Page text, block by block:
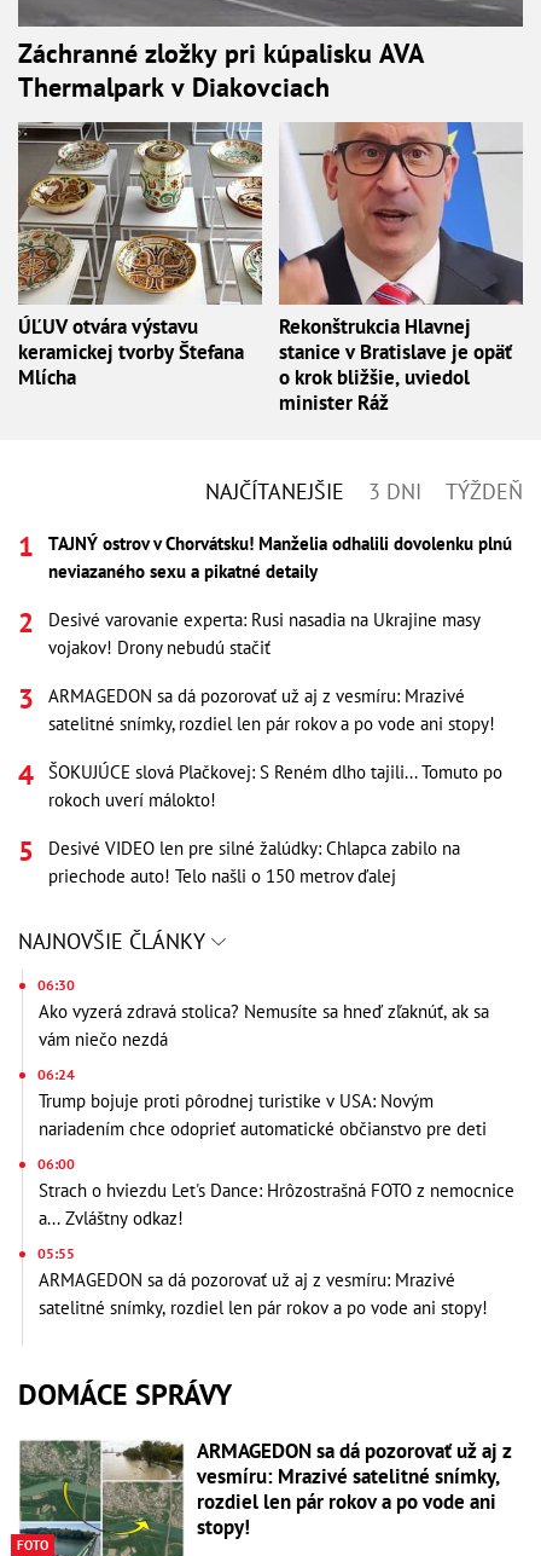
Záchranné zložky pri kúpalisku AVA
Thermalpark v Diakovciach
ÚĽUV otvára výstavu
keramickej tvorby Štefana
Mlícha
Rekonštrukcia Hlavnej
stanice v Bratislave je opäť
o krok bližšie, uviedol
minister Ráž
NAJČÍTANEJŠIE 3 DNI TÝŽDEŇ
TAJNÝ ostrov v Chorvátsku! Manželia odhalili dovolenku plnú
neviazaného sexu a pikatné detaily
Desivé varovanie experta: Rusi nasadia na Ukrajine masy
vojakov! Drony nebudú stačiť
ARMAGEDON sa dá pozorovať už aj z vesmíru: Mrazivé
satelitné snímky, rozdiel len pár rokov a po vode ani stopy!
ŠOKUJÚCE slová Plačkovej: S Reném dlho tajili... Tomuto po
rokoch uverí málokto!
Desivé VIDEO len pre silné žalúdky: Chlapca zabilo na
priechode auto! Telo našli o 150 metrov ďalej
NAJNOVŠIE ČLÁNKY
06:30
Ako vyzerá zdravá stolica? Nemusíte sa hneď zľaknúť, ak sa
vám niečo nezdá
06:24
Trump bojuje proti pôrodnej turistike v USA: Novým
nariadením chce odoprieť automatické občianstvo pre deti
06:00
Strach o hviezdu Let's Dance: Hrôzostrašná FOTO z nemocnice
a... Zvláštny odkaz!
05:55
ARMAGEDON sa dá pozorovať už aj z vesmíru: Mrazivé
satelitné snímky, rozdiel len pár rokov a po vode ani stopy!
DOMÁCE SPRÁVY
FOTO
ARMAGEDON sa dá pozorovať už aj z
vesmíru: Mrazivé satelitné snímky,
rozdiel len pár rokov a po vode ani
stopy!